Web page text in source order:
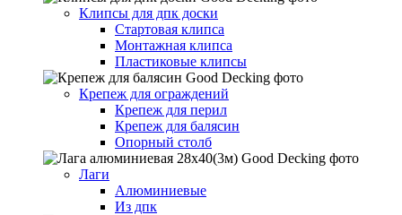
Клипсы для дпк доски
Стартовая клипса
Монтажная клипса
Пластиковые клипсы
Крепеж для ограждений
Крепеж для перил
Крепеж для балясин
Опорный столб
Лаги
Алюминиевые
Из дпк